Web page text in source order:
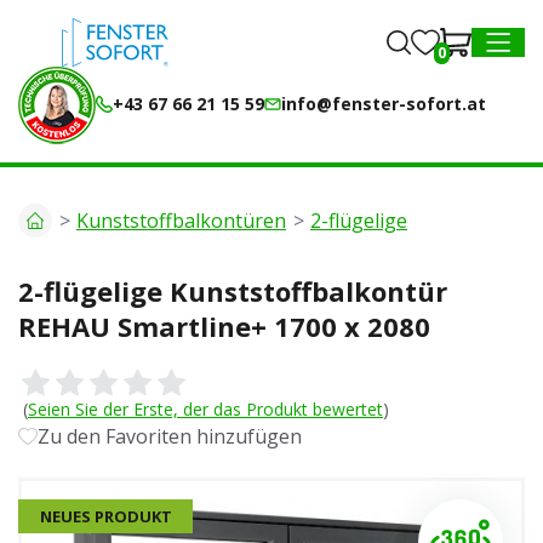
MENU
+43 67 66 21 15 59 info@fenster-sofort.at
0
Kunststoffbalkontüren 2-flügelige
2-flügelige Kunststoffbalkontür
REHAU Smartline+ 1700 x 2080
(Seien Sie der Erste, der das Produkt bewertet)
Zu den Favoriten hinzufügen
NEUES PRODUKT